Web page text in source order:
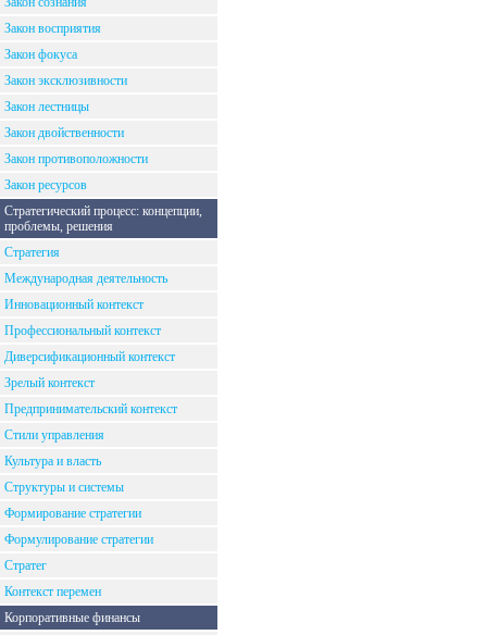
Закон восприятия
Закон фокуса
Закон эксклюзивности
Закон лестницы
Закон двойственности
Закон противоположности
Закон ресурсов
Стратегический процесс: концепции,
проблемы, решения
Стратегия
Международная деятельность
Инновационный контекст
Профессиональный контекст
Диверсификационный контекст
Зрелый контекст
Предпринимательский контекст
Стили управления
Культура и власть
Структуры и системы
Формирование стратегии
Формулирование стратегии
Стратег
Контекст перемен
Корпоративные финансы